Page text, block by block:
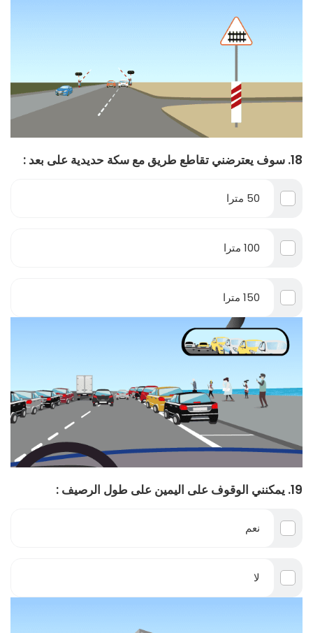
18. سوف يعترضني تقاطع طريق مع سكة حديدية على بعد :
50 مترا
100 مترا
150 مترا
19. يمكنني الوقوف على اليمين على طول الرصيف :
نعم
لا